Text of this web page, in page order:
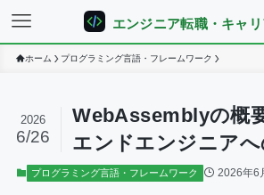
エンジニア転職・キャ
ホーム プログラミング言語・フレームワーク
WebAssemblyの概
エンドエンジニア
2026
6/26
プログラミング言語・フレームワーク 2026年6